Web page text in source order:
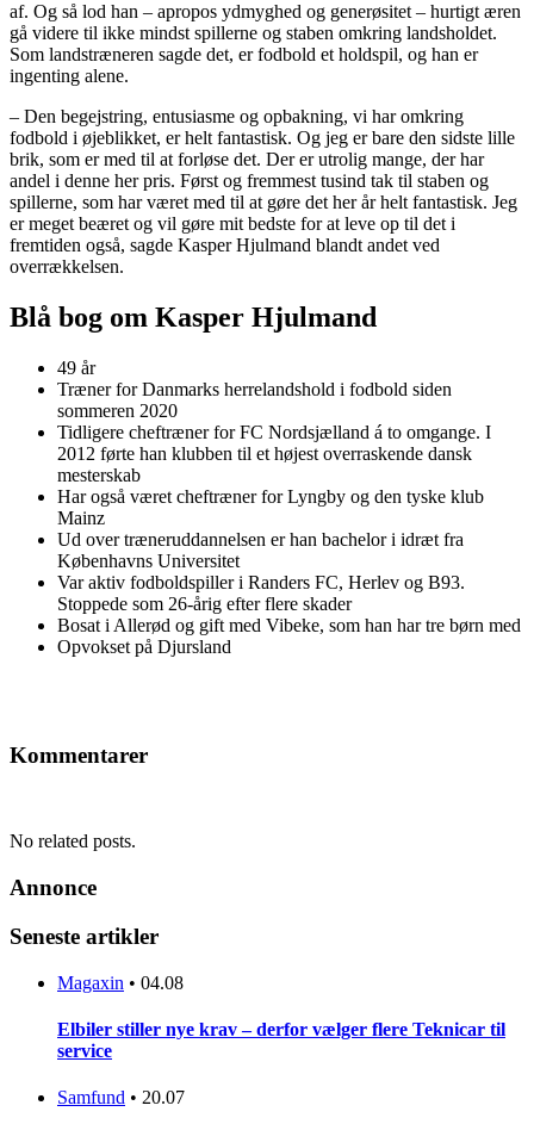
af. Og så lod han – apropos ydmyghed og generøsitet – hurtigt æren
gå videre til ikke mindst spillerne og staben omkring landsholdet.
Som landstræneren sagde det, er fodbold et holdspil, og han er
ingenting alene.
– Den begejstring, entusiasme og opbakning, vi har omkring
fodbold i øjeblikket, er helt fantastisk. Og jeg er bare den sidste lille
brik, som er med til at forløse det. Der er utrolig mange, der har
andel i denne her pris. Først og fremmest tusind tak til staben og
spillerne, som har været med til at gøre det her år helt fantastisk. Jeg
er meget beæret og vil gøre mit bedste for at leve op til det i
fremtiden også, sagde Kasper Hjulmand blandt andet ved
overrækkelsen.
Blå bog om Kasper Hjulmand
49 år
Træner for Danmarks herrelandshold i fodbold siden
sommeren 2020
Tidligere cheftræner for FC Nordsjælland á to omgange. I
2012 førte han klubben til et højest overraskende dansk
mesterskab
Har også været cheftræner for Lyngby og den tyske klub
Mainz
Ud over træneruddannelsen er han bachelor i idræt fra
Københavns Universitet
Var aktiv fodboldspiller i Randers FC, Herlev og B93.
Stoppede som 26-årig efter flere skader
Bosat i Allerød og gift med Vibeke, som han har tre børn med
Opvokset på Djursland
Kommentarer
No related posts.
Annonce
Seneste artikler
Magaxin • 04.08
Elbiler stiller nye krav – derfor vælger flere Teknicar til
service
Samfund • 20.07